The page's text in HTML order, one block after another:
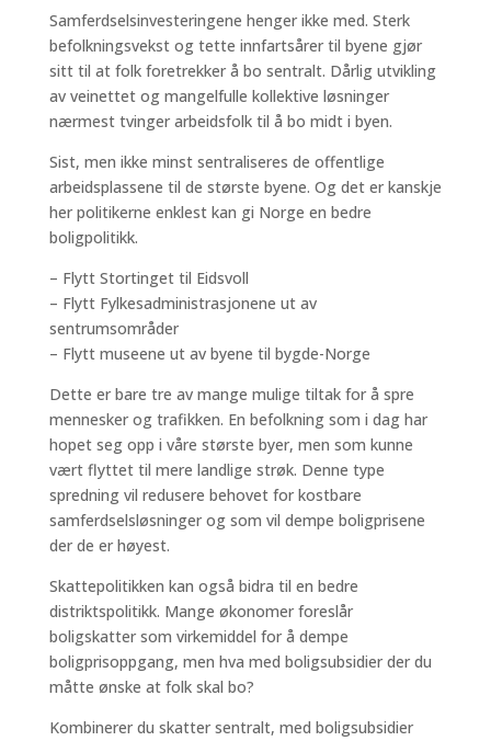
Samferdselsinvesteringene henger ikke med. Sterk
befolkningsvekst og tette innfartsårer til byene gjør
sitt til at folk foretrekker å bo sentralt. Dårlig utvikling
av veinettet og mangelfulle kollektive løsninger
nærmest tvinger arbeidsfolk til å bo midt i byen.
Sist, men ikke minst sentraliseres de offentlige
arbeidsplassene til de største byene. Og det er kanskje
her politikerne enklest kan gi Norge en bedre
boligpolitikk.
– Flytt Stortinget til Eidsvoll
– Flytt Fylkesadministrasjonene ut av
sentrumsområder
– Flytt museene ut av byene til bygde-Norge
Dette er bare tre av mange mulige tiltak for å spre
mennesker og trafikken. En befolkning som i dag har
hopet seg opp i våre største byer, men som kunne
vært flyttet til mere landlige strøk. Denne type
spredning vil redusere behovet for kostbare
samferdselsløsninger og som vil dempe boligprisene
der de er høyest.
Skattepolitikken kan også bidra til en bedre
distriktspolitikk. Mange økonomer foreslår
boligskatter som virkemiddel for å dempe
boligprisoppgang, men hva med boligsubsidier der du
måtte ønske at folk skal bo?
Kombinerer du skatter sentralt, med boligsubsidier